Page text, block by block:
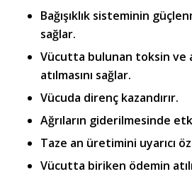
Bağışıklık sisteminin
sağlar.
Vücutta bulunan toksin ve
atılmasını sağlar.
Vücuda direnç kazandırır.
Ağrıların giderilmesinde
Taze an üretimini uyarıcı
Vücutta biriken ödemin